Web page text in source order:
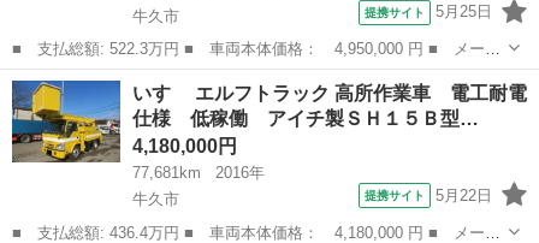
牛久市
提携サイト 5月25日
■ 支払総額: 522.3万円 ■ 車両本体価格： 4,950,000 円 ■ メーカ
ー名： 日野 ■ 車種名： プロフィア ■ グレード名： ダンプ
新明和５１０×２２０テラヴィＶ８ 新明和製ＤＲＳ１１－０２ＳＡ
型・可動...
茨城 牛久市 その他
いすゞ エルフトラック 高所作業車 電工耐電
仕様 低稼働 アイチ製ＳＨ１５Ｂ型…
4,180,000円
77,681km
2016年
牛久市
提携サイト 5月22日
■ 支払総額: 436.4万円 ■ 車両本体価格： 4,180,000 円 ■ メーカ